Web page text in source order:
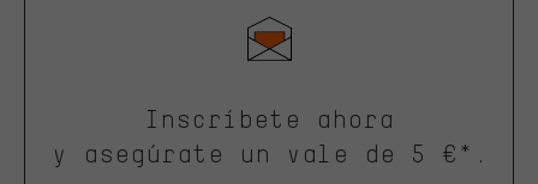
Inscríbete ahora
y asegúrate un vale de 5 €*.